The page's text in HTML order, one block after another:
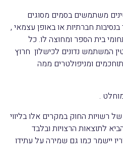
משתמשים בסמים מסוגים
חברתיות או באופן עצמאי ,
בית הספר ומחוצה לו. כל
המשתמש נדונים לכישלון חרוץ
ומניפולטרים ממה
.
רשויות החוק במקרים אלו בליווי
לתוצאות הרצויות ובלבד
יישמר כמו גם שמירה על עתידו